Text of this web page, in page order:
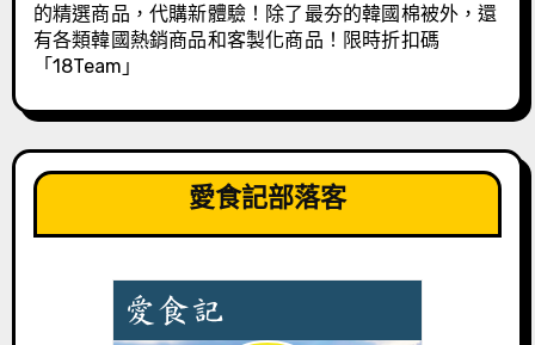
的精選商品，代購新體驗！除了最夯的韓國棉被外，還
有各類韓國熱銷商品和客製化商品！限時折扣碼
「18Team」
愛食記部落客